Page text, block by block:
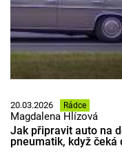
20.03.2026 Rádce
Magdalena Hlízová
Jak připravit auto na
pneumatik, když čeká